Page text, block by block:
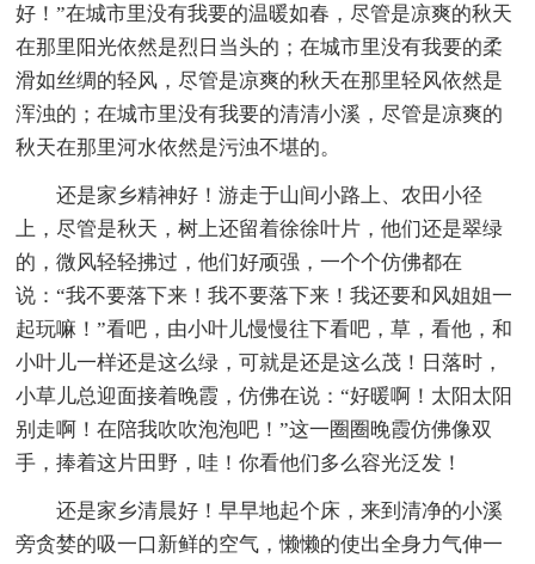
好！”在城市里没有我要的温暖如春，尽管是凉爽的秋天
在那里阳光依然是烈日当头的；在城市里没有我要的柔
滑如丝绸的轻风，尽管是凉爽的秋天在那里轻风依然是
浑浊的；在城市里没有我要的清清小溪，尽管是凉爽的
秋天在那里河水依然是污浊不堪的。
还是家乡精神好！游走于山间小路上、农田小径
上，尽管是秋天，树上还留着徐徐叶片，他们还是翠绿
的，微风轻轻拂过，他们好顽强，一个个仿佛都在
说：“我不要落下来！我不要落下来！我还要和风姐姐一
起玩嘛！”看吧，由小叶儿慢慢往下看吧，草，看他，和
小叶儿一样还是这么绿，可就是还是这么茂！日落时，
小草儿总迎面接着晚霞，仿佛在说：“好暖啊！太阳太阳
别走啊！在陪我吹吹泡泡吧！”这一圈圈晚霞仿佛像双
手，捧着这片田野，哇！你看他们多么容光泛发！
还是家乡清晨好！早早地起个床，来到清净的小溪
旁贪婪的吸一口新鲜的空气，懒懒的使出全身力气伸一